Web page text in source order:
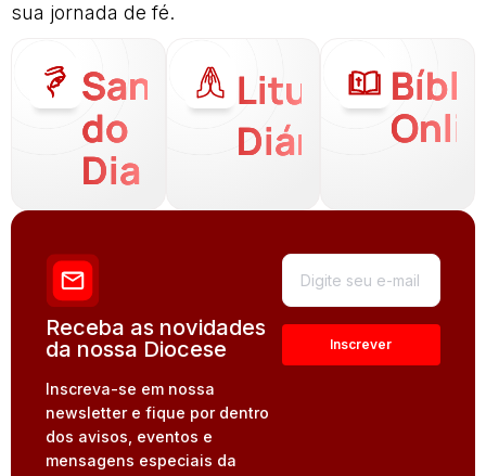
sua jornada de fé.
Santo
do
Dia
Liturgia
Diária
Receba as novidades
da nossa Diocese
Inscreva-se em nossa
newsletter e fique por dentro
dos avisos, eventos e
mensagens especiais da